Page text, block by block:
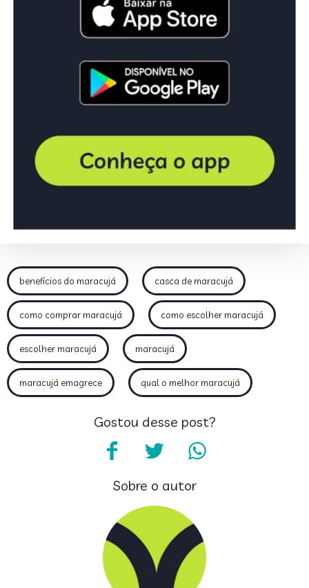
benefícios do maracujá casca de maracujá
como comprar maracujá como escolher maracujá
escolher maracujá maracujá
maracujá emagrece qual o melhor maracujá
Gostou desse post?
Sobre o autor